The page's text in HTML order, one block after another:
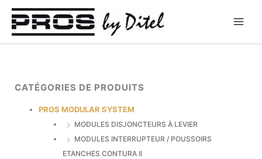
Aller
contenu
CATÉGORIES DE PRODUITS
PROS MODULAR SYSTEM
MODULES DISJONCTEURS À LEVIER
MODULES INTERRUPTEUR / POUSSOIRS
ETANCHES CONTURA II